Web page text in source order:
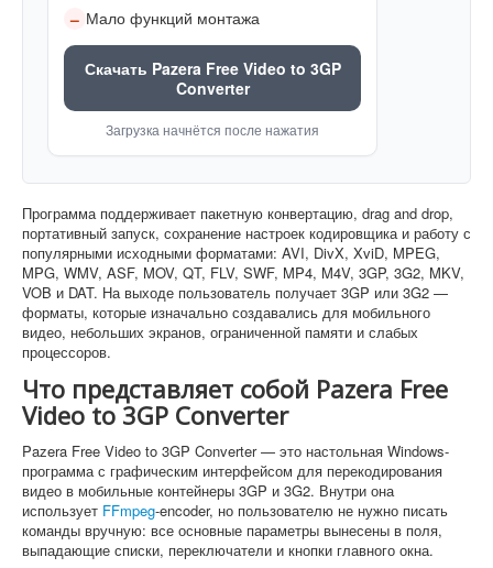
– Мало функций монтажа
Скачать Pazera Free Video to 3GP
Converter
Загрузка начнётся после нажатия
Программа поддерживает пакетную конвертацию, drag and drop,
портативный запуск, сохранение настроек кодировщика и работу с
популярными исходными форматами: AVI, DivX, XviD, MPEG,
MPG, WMV, ASF, MOV, QT, FLV, SWF, MP4, M4V, 3GP, 3G2, MKV,
VOB и DAT. На выходе пользователь получает 3GP или 3G2 —
форматы, которые изначально создавались для мобильного
видео, небольших экранов, ограниченной памяти и слабых
процессоров.
Что представляет собой Pazera Free
Video to 3GP Converter
Pazera Free Video to 3GP Converter — это настольная Windows-
программа с графическим интерфейсом для перекодирования
видео в мобильные контейнеры 3GP и 3G2. Внутри она
использует FFmpeg-encoder, но пользователю не нужно писать
команды вручную: все основные параметры вынесены в поля,
выпадающие списки, переключатели и кнопки главного окна.